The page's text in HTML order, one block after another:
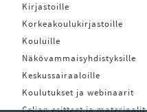
Kirjastoille
Korkeakoulukirjastoille
Kouluille
Näkövammaisyhdistyksille
Keskussairaaloille
Koulutukset ja webinaarit
Celian esitteet ja materiaalit